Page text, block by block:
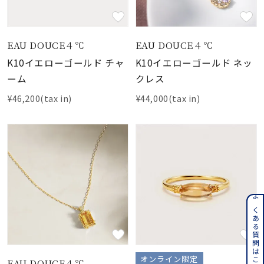
EAU DOUCE４℃
K10イエローゴールド チャ
ーム
¥46,200(tax in)
EAU DOUCE４℃
K10イエローゴールド ネッ
クレス
¥44,000(tax in)
オンライン限定 よくある質問はこちら